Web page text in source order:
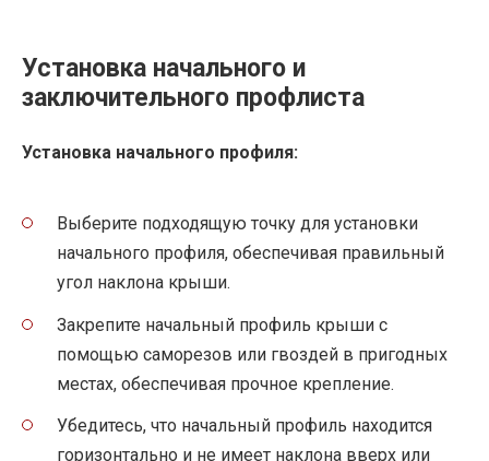
Установка начального и
заключительного профлиста
Установка начального профиля:
Выберите подходящую точку для установки
начального профиля, обеспечивая правильный
угол наклона крыши.
Закрепите начальный профиль крыши с
помощью саморезов или гвоздей в пригодных
местах, обеспечивая прочное крепление.
Убедитесь, что начальный профиль находится
горизонтально и не имеет наклона вверх или